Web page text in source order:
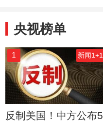
央视榜单
1 新闻1+1
反制美国！中方公布5